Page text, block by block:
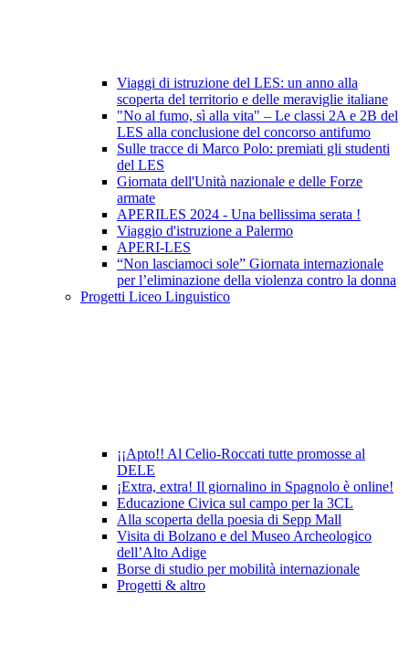
Viaggi di istruzione del LES: un anno alla
scoperta del territorio e delle meraviglie italiane
"No al fumo, sì alla vita" – Le classi 2A e 2B del
LES alla conclusione del concorso antifumo
Sulle tracce di Marco Polo: premiati gli studenti
del LES
Giornata dell'Unità nazionale e delle Forze
armate
APERILES 2024 - Una bellissima serata !
Viaggio d'istruzione a Palermo
APERI-LES
“Non lasciamoci sole” Giornata internazionale
per l’eliminazione della violenza contro la donna
Progetti Liceo Linguistico
¡¡Apto!! Al Celio-Roccati tutte promosse al
DELE
¡Extra, extra! Il giornalino in Spagnolo è online!
Educazione Civica sul campo per la 3CL
Alla scoperta della poesia di Sepp Mall
Visita di Bolzano e del Museo Archeologico
dell’Alto Adige
Borse di studio per mobilità internazionale
Progetti & altro